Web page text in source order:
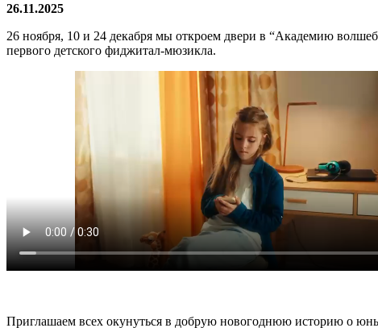
26.11.2025
26 ноября, 10 и 24 декабря мы откроем двери в “Академию
первого детского фиджитал-мюзикла.
Приглашаем всех окунуться в добрую новогоднюю историю о